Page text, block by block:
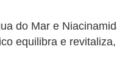
do Mar e
equilibra e